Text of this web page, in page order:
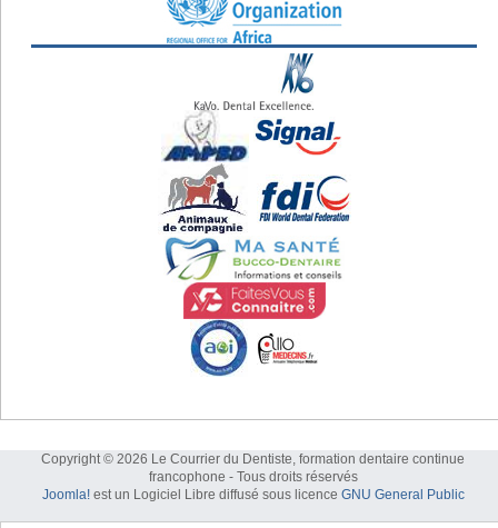
Copyright © 2026 Le Courrier du Dentiste, formation dentaire continue
francophone - Tous droits réservés
Joomla!est un Logiciel Libre diffusé sous licence GNU General Public